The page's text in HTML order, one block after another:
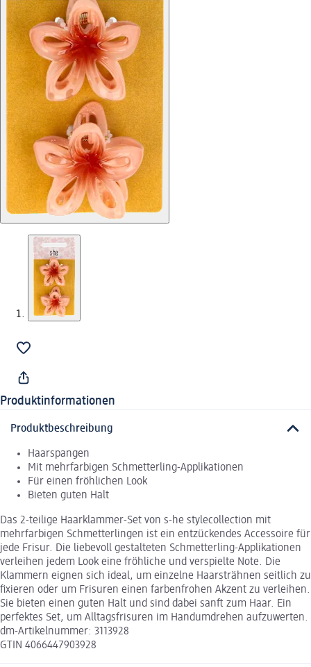
Produktinformationen
Produktbeschreibung
Haarspangen
Mit mehrfarbigen Schmetterling-Applikationen
Für einen fröhlichen Look
Bieten guten Halt
Das 2-teilige Haarklammer-Set von s-he stylecollection mit
mehrfarbigen Schmetterlingen ist ein entzückendes Accessoire für
jede Frisur. Die liebevoll gestalteten Schmetterling-Applikationen
verleihen jedem Look eine fröhliche und verspielte Note. Die
Klammern eignen sich ideal, um einzelne Haarsträhnen seitlich zu
fixieren oder um Frisuren einen farbenfrohen Akzent zu verleihen.
Sie bieten einen guten Halt und sind dabei sanft zum Haar. Ein
perfektes Set, um Alltagsfrisuren im Handumdrehen aufzuwerten.
dm-Artikelnummer: 3113928
GTIN 4066447903928